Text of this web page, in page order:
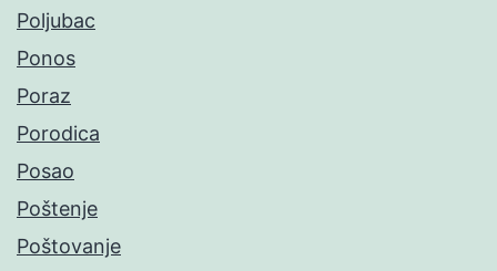
Poljubac
Ponos
Poraz
Porodica
Posao
Poštenje
Poštovanje